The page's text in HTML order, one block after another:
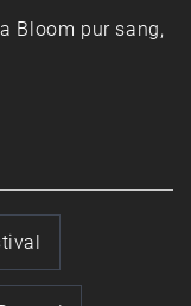
Bloom pur sang,